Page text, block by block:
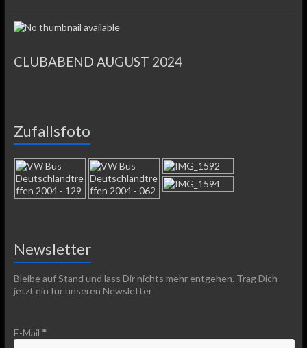
CLUBABEND AUGUST 2024
Zufallsfoto
Newsletter
Bleibe auf Stand und lass Dir nichts mehr entgehen. Trag Dich
jetzt ein für unseren Newsletter
E-Mail *